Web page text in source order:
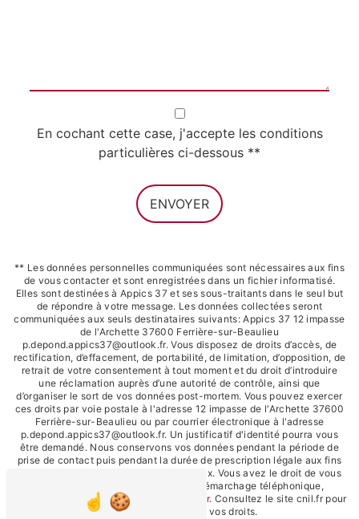
En cochant cette case, j'accepte les conditions
particulières ci-dessous **
ENVOYER
** Les données personnelles communiquées sont nécessaires aux fins
de vous contacter et sont enregistrées dans un fichier informatisé.
Elles sont destinées à Appics 37 et ses sous-traitants dans le seul but
de répondre à votre message. Les données collectées seront
communiquées aux seuls destinataires suivants: Appics 37 12 impasse
de l'Archette 37600 Ferrière-sur-Beaulieu
p.depond.appics37@outlook.fr. Vous disposez de droits d’accès, de
rectification, d’effacement, de portabilité, de limitation, d’opposition, de
retrait de votre consentement à tout moment et du droit d’introduire
une réclamation auprès d’une autorité de contrôle, ainsi que
d’organiser le sort de vos données post-mortem. Vous pouvez exercer
ces droits par voie postale à l'adresse 12 impasse de l'Archette 37600
Ferrière-sur-Beaulieu ou par courrier électronique à l'adresse
p.depond.appics37@outlook.fr. Un justificatif d'identité pourra vous
être demandé. Nous conservons vos données pendant la période de
prise de contact puis pendant la durée de prescription légale aux fins
probatoires et de gestion des contentieux. Vous avez le droit de vous
inscrire sur la liste d'opposition au démarchage téléphonique,
disponible à cette adresse:
Bloctel.gouv.fr. Consultez le site cnil.fr pour
plus d’informations sur vos droits.